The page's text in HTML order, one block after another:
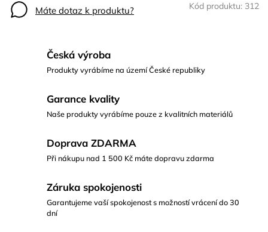
Máte dotaz k produktu? Kód produktu: 312
Česká výroba
Produkty vyrábíme na území České republiky
Garance kvality
Naše produkty vyrábíme pouze z kvalitních materiálů
Doprava ZDARMA
Při nákupu nad 1 500 Kč máte dopravu zdarma
Záruka spokojenosti
Garantujeme vaší spokojenost s možností vrácení do 30
dní